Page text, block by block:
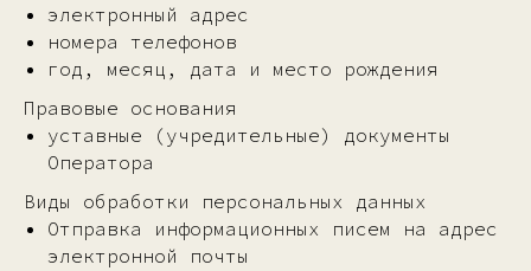
электронный адрес
номера телефонов
год, месяц, дата и место рождения
Правовые основания
уставные (учредительные) документы
Оператора
Виды обработки персональных данных
Отправка информационных писем на адрес
электронной почты